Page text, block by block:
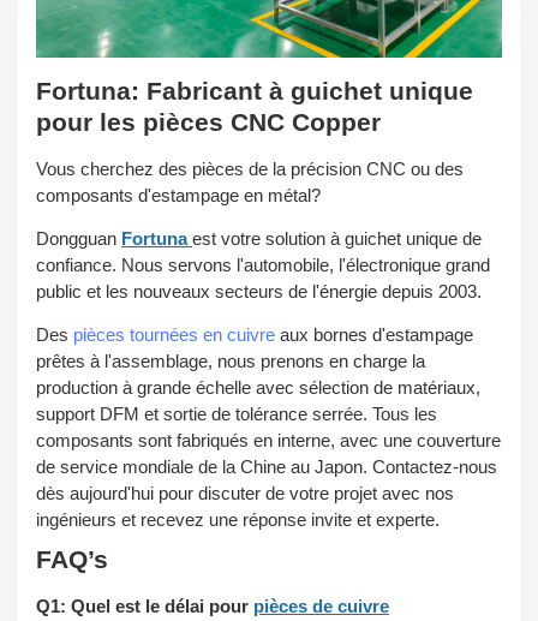
Fortuna: Fabricant à guichet unique
pour les pièces CNC Copper
Vous cherchez des pièces de la précision CNC ou des
composants d'estampage en métal?
Dongguan Fortunaest votre solution à guichet unique de
confiance. Nous servons l'automobile, l'électronique grand
public et les nouveaux secteurs de l'énergie depuis 2003.
Des pièces tournées en cuivre aux bornes d'estampage
prêtes à l'assemblage, nous prenons en charge la
production à grande échelle avec sélection de matériaux,
support DFM et sortie de tolérance serrée. Tous les
composants sont fabriqués en interne, avec une couverture
de service mondiale de la Chine au Japon. Contactez-nous
dès aujourd'hui pour discuter de votre projet avec nos
ingénieurs et recevez une réponse invite et experte.
FAQ’s
Q1: Quel est le délai pour pièces de cuivre